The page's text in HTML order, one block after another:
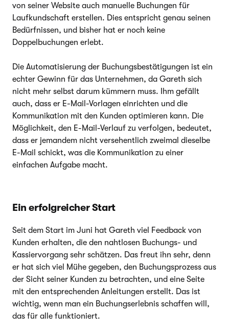
von seiner Website auch manuelle Buchungen für
Laufkundschaft erstellen. Dies entspricht genau seinen
Bedürfnissen, und bisher hat er noch keine
Doppelbuchungen erlebt.
Die Automatisierung der Buchungsbestätigungen ist ein
echter Gewinn für das Unternehmen, da Gareth sich
nicht mehr selbst darum kümmern muss. Ihm gefällt
auch, dass er E-Mail-Vorlagen einrichten und die
Kommunikation mit den Kunden optimieren kann. Die
Möglichkeit, den E-Mail-Verlauf zu verfolgen, bedeutet,
dass er jemandem nicht versehentlich zweimal dieselbe
E-Mail schickt, was die Kommunikation zu einer
einfachen Aufgabe macht.
Ein erfolgreicher Start
Seit dem Start im Juni hat Gareth viel Feedback von
Kunden erhalten, die den nahtlosen Buchungs- und
Kassiervorgang sehr schätzen. Das freut ihn sehr, denn
er hat sich viel Mühe gegeben, den Buchungsprozess aus
der Sicht seiner Kunden zu betrachten, und eine Seite
mit den entsprechenden Anleitungen erstellt. Das ist
wichtig, wenn man ein Buchungserlebnis schaffen will,
das für alle funktioniert.